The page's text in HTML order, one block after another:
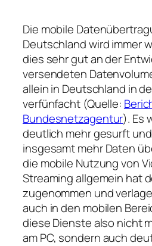
Die mobile
Deutschland wird immer
dies sehr gut an der
versendeten
allein in Deutschland in
verfünfacht (Quelle:
Bundesnetzagentur). Es
deutlich mehr gesurft
insgesamt mehr Daten
die mobile Nutzung von
Streaming allgemein hat
zugenommen und
auch in den mobilen
diese Dienste also nicht
am PC, sondern auch